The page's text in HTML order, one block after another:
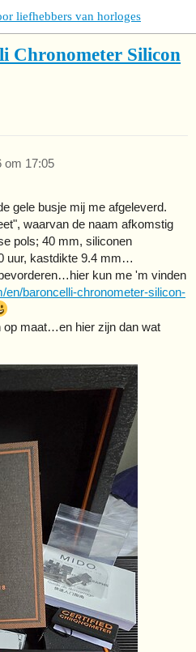
liefhebbers van horloges
Chronometer Silicon
om 17:05
gele busje mij me afgeleverd.
waarvan de naam afkomstig
pols; 40 mm, siliconen
uur, kastdikte 9.4 mm…
kun me 'm vinden
en/baroncelli-chronometer-silicon-
op maat…en hier zijn dan wat